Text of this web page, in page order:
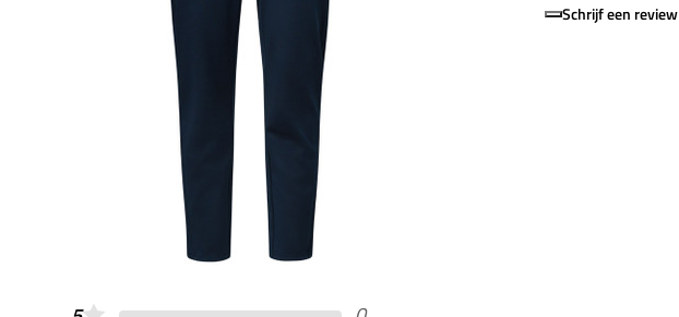
Schrijf een review